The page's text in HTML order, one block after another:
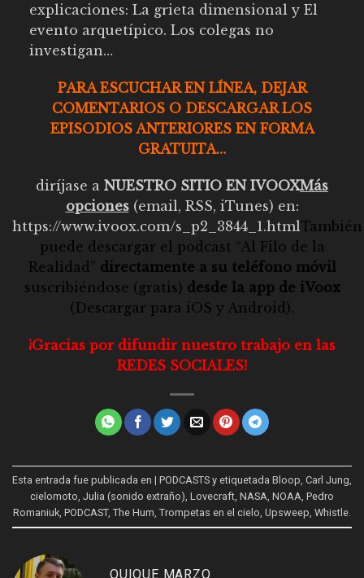
explicaciones: La grieta dimensional y El
evento arquetípico. Los colegas no
investigan…
PARA ESCUCHAR EN LÍNEA, DEJAR
COMENTARIOS O DESCARGAR LOS
EPISODIOS ANTERIORES EN FORMA
GRATUITA…
diríjase a NUESTRO SITIO EN IVOOXMás
opciones(email, RSS, iTunes) en:
https://www.ivoox.com/s_p2_3844_1.htmlTambién
puede descargar el podcast “Al Filo de la
Realidad” directamente a su teléfono móvil
suscribiéndose (gratis) desde la app de iVoox
(Descargar para iOS y Android).
¡Gracias por difundir nuestro trabajo en las
REDES SOCIALES!
Esta entrada fue publicada en | PODCASTS y etiquetada Bloop Carl Jung
cielomoto Julia (sonido extraño) Lovecraft NASA NOAA Pedro
Romaniuk PODCAST, The Hum Trompetas en el cielo Upsweep Whistle
QUIQUE MARZO